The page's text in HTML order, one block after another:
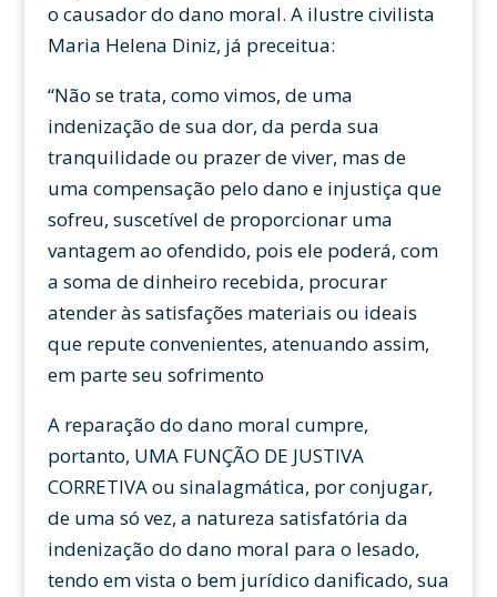
o causador do dano moral. A ilustre civilista
Maria Helena Diniz, já preceitua:
“Não se trata, como vimos, de uma
indenização de sua dor, da perda sua
tranquilidade ou prazer de viver, mas de
uma compensação pelo dano e injustiça que
sofreu, suscetível de proporcionar uma
vantagem ao ofendido, pois ele poderá, com
a soma de dinheiro recebida, procurar
atender às satisfações materiais ou ideais
que repute convenientes, atenuando assim,
em parte seu sofrimento
A reparação do dano moral cumpre,
portanto, UMA FUNÇÃO DE JUSTIVA
CORRETIVA ou sinalagmática, por conjugar,
de uma só vez, a natureza satisfatória da
indenização do dano moral para o lesado,
tendo em vista o bem jurídico danificado, sua